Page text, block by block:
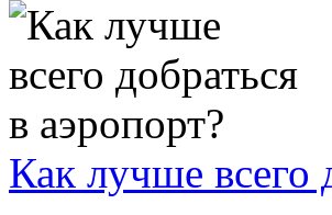
Как лучше всего